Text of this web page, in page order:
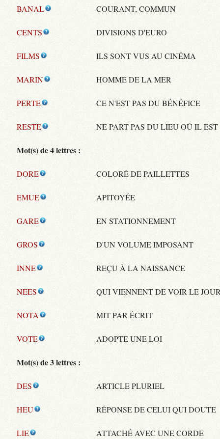
BANAL COURANT, COMMUN
CENTS DIVISIONS D'EURO
FILMS ILS SONT VUS AU CINÉMA
MARIN HOMME DE LA MER
PERTE CE N'EST PAS DU BÉNÉFICE
RESTE NE PART PAS DU LIEU OÙ IL EST
Mot(s) de 4 lettres :
DORE COLORÉ DE PAILLETTES
EMUE APITOYÉE
GARE EN STATIONNEMENT
GROS D'UN VOLUME IMPOSANT
INNE REÇU À LA NAISSANCE
NEES QUI VIENNENT DE VOIR LE
NOTA MIT PAR ÉCRIT
VOTE ADOPTE UNE LOI
Mot(s) de 3 lettres :
DES ARTICLE PLURIEL
HEU RÉPONSE DE CELUI QUI DOUTE
LIE ATTACHÉ AVEC UNE CORDE